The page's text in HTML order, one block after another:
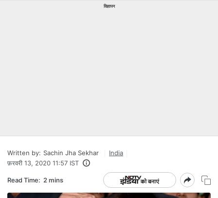
विज्ञापन
Written by: Sachin Jha Sekhar
India
फ़रवरी 13, 2020 11:57 IST
Read Time: 2 mins